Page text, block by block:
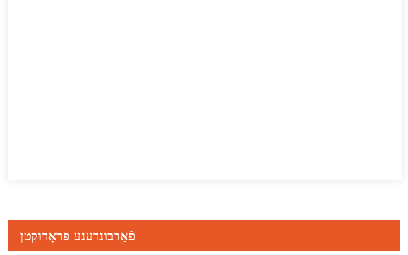
פֿאַרבונדענע פּראָדוקטן